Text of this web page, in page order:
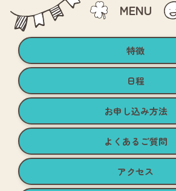
MENU
特徴
日程
お申し込み方法
よくあるご質問
アクセス